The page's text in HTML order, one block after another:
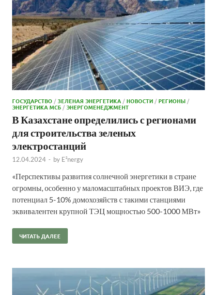
ГОСУДАРСТВО /ЗЕЛЕНАЯ ЭНЕРГЕТИКА/НОВОСТИ/РЕГИОНЫ/
ЭНЕРГЕТИКА МСБ/ЭНЕРГОМЕНЕДЖМЕНТ
В Казахстане определились с регионами
для строительства зеленых
электростанций
12.04.2024 - by E²nergy
«Перспективы развития солнечной энергетики в стране
огромны, особенно у маломасштабных проектов ВИЭ, где
потенциал 5-10% домохозяйств с такими станциями
эквивалентен крупной ТЭЦ мощностью 500-1000 МВт»
ЧИТАТЬ ДАЛЕЕ